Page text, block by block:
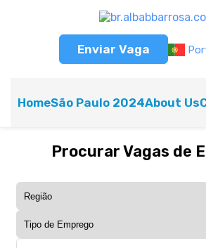
Enviar Vaga
HomeSão Paulo 2024About Us
Procurar Vagas de